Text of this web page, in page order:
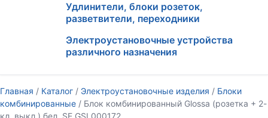
Удлинители, блоки розеток,
разветвители, переходники
Электроустановочные устройства
различного назначения
Главная / Каталог / Электроустановочные изделия / Блоки
комбинированные / Блок комбинированный Glossa (розетка + 2-
кл. выкл.) бел. SE GSL000172